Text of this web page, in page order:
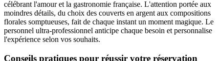
célébrant l'amour et la gastronomie française. L'attention portée aux
moindres détails, du choix des couverts en argent aux compositions
florales somptueuses, fait de chaque instant un moment magique. Le
personnel ultra-professionnel anticipe chaque besoin et personnalise
l'expérience selon vos souhaits.
Conseils pratiques pour réussir votre réservation